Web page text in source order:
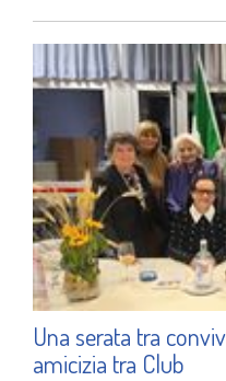
Una serata tra
amicizia tra Club